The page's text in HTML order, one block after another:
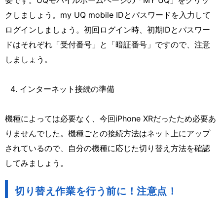
クしましょう。my UQ mobile IDとパスワードを入力して
ログインしましょう。初回ログイン時、初期IDとパスワー
ドはそれぞれ「受付番号」と「暗証番号」ですので、注意
しましょう。
インターネット接続の準備
機種によっては必要なく、今回iPhone XRだったため必要あ
りませんでした。機種ごとの接続方法はネット上にアップ
されているので、自分の機種に応じた切り替え方法を確認
してみましょう。
切り替え作業を行う前に！注意点！